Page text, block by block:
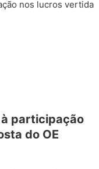
nos lucros vertida
à participação
do OE